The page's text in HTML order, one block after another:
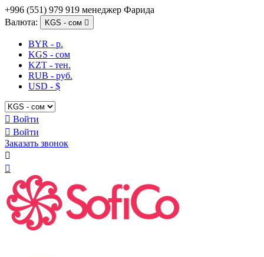
+996 (551) 979 919 менеджер Фарида
Валюта:
KGS - сом 
BYR - р.
KGS - сом
KZT - тен.
RUB - руб.
USD - $
 Войти
 Войти
Заказать звонок

